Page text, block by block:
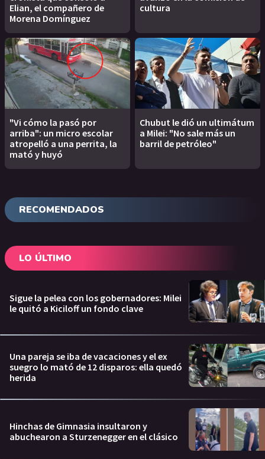
Elian, el compañero de
Morena Domínguez
cultura
"Vi cómo la pasó por
arriba": un micro escolar
atropelló a una perrita, la
mató y huyó
Chubut le dió un ultimátum
a Milei: "No sale más un
barril de petróleo"
RECOMENDADOS
LO ÚLTIMO
Sigue la pelea con los gobernadores: Milei
le quitó a Kiciloff un fondo clave
Una pareja se iba de vacaciones y el ex
suegro lo mató de 12 disparos: ella quedó
herida
Hinchas de Gimnasia insultaron y
abuchearon a Sturzenegger en el clásico